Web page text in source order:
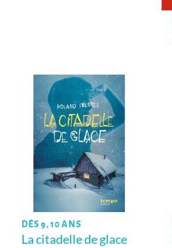
DÈS 9, 10 ANS
La citadelle de glace